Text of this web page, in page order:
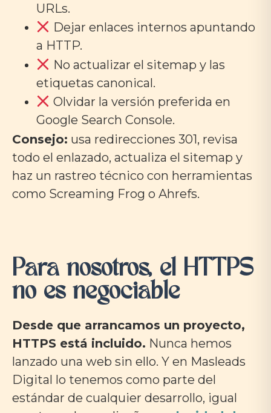
URLs.
Dejar enlaces internos apuntando
a HTTP.
No actualizar el sitemap y las
etiquetas canonical.
Olvidar la versión preferida en
Google Search Console.
Consejo: usa redirecciones 301, revisa
todo el enlazado, actualiza el sitemap y
haz un rastreo técnico con herramientas
como Screaming Frog o Ahrefs.
Para nosotros, el HTTPS
no es negociable
Desde que arrancamos un proyecto,
HTTPS está incluido. Nunca hemos
lanzado una web sin ello. Y en Masleads
Digital lo tenemos como parte del
estándar de cualquier desarrollo, igual